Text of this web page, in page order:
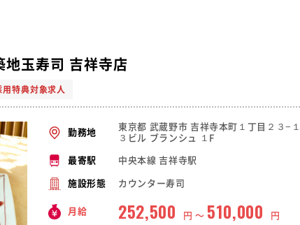
地玉寿司 吉祥寺店
用特典対象求人
勤務地
東京都 武蔵野市 吉祥寺本町１丁目２３−
３ビル ブランシュ １F
最寄駅 中央本線 吉祥寺駅
施設形態 カウンター寿司
月給 252,500 円 〜 510,000 円